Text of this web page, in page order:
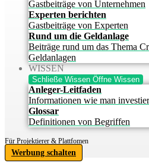
Gastbeiträge von Unternehmen
Experten berichten
Gastbeiträge von Experten
Rund um die Geldanlage
Beiträge rund um das Thema
Geldanlagen
WISSEN
Schließe Wissen Öffne Wissen
Anleger-Leitfaden
Informationen wie man
Glossar
Definitionen von Begriffen
Für Projektierer & Plattfomen
Werbung schalten